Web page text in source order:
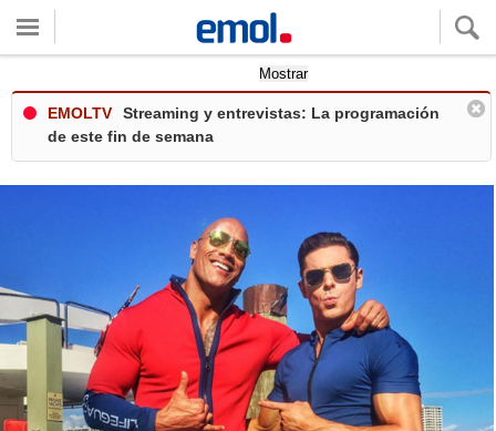
Mostrar
EMOLTV
Streaming y entrevistas: La programación
de este fin de semana